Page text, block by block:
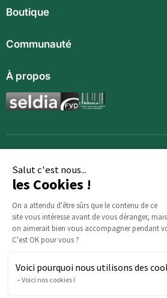
Salut c'est nous...
les Cookies !
On a attendu d'être sûrs que le contenu de ce
site vous intéresse avant de vous déranger, mais
on aimerait bien vous accompagner pendant
C'est OK pour vous ?
Voici pourquoi nous utilisons des
Voici nos cookies !
Boutique
Compléments alimentaires
Boissons techniques
Communauté
Communauté
Magazine
À propos
Qui sommes-nous ?
Opportunités
Inscription
Demande d’information
Des questions sur votre commande